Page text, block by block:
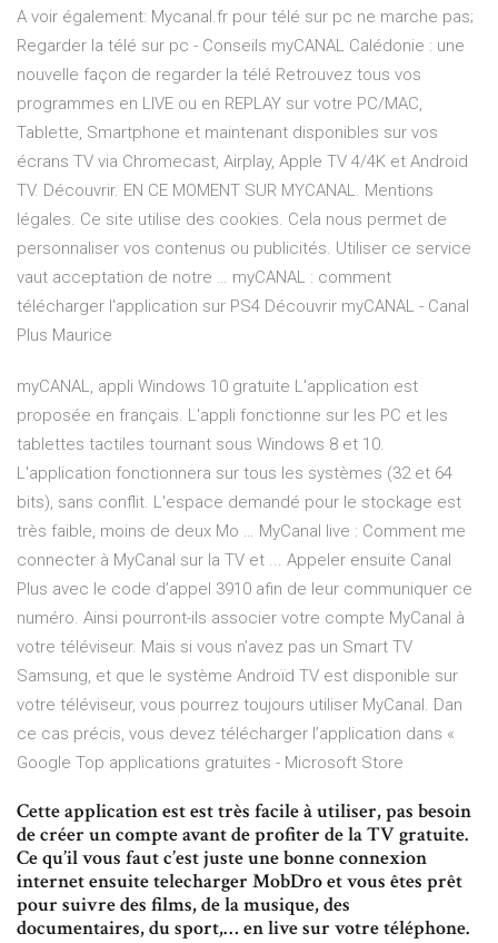
A voir également: Mycanal.fr pour télé sur pc ne marche pas;
Regarder la télé sur pc - Conseils myCANAL Calédonie : une
nouvelle façon de regarder la télé Retrouvez tous vos
programmes en LIVE ou en REPLAY sur votre PC/MAC,
Tablette, Smartphone et maintenant disponibles sur vos
écrans TV via Chromecast, Airplay, Apple TV 4/4K et Android
TV. Découvrir. EN CE MOMENT SUR MYCANAL. Mentions
légales. Ce site utilise des cookies. Cela nous permet de
personnaliser vos contenus ou publicités. Utiliser ce service
vaut acceptation de notre … myCANAL : comment
télécharger l'application sur PS4 Découvrir myCANAL - Canal
Plus Maurice
myCANAL, appli Windows 10 gratuite L'application est
proposée en français. L'appli fonctionne sur les PC et les
tablettes tactiles tournant sous Windows 8 et 10.
L'application fonctionnera sur tous les systèmes (32 et 64
bits), sans conflit. L'espace demandé pour le stockage est
très faible, moins de deux Mo … MyCanal live : Comment me
connecter à MyCanal sur la TV et ... Appeler ensuite Canal
Plus avec le code d’appel 3910 afin de leur communiquer ce
numéro. Ainsi pourront-ils associer votre compte MyCanal à
votre téléviseur. Mais si vous n’avez pas un Smart TV
Samsung, et que le système Androïd TV est disponible sur
votre téléviseur, vous pourrez toujours utiliser MyCanal. Dan
ce cas précis, vous devez télécharger l’application dans «
Google Top applications gratuites - Microsoft Store
Cette application est est très facile à utiliser, pas besoin
de créer un compte avant de profiter de la TV gratuite.
Ce qu’il vous faut c’est juste une bonne connexion
internet ensuite telecharger MobDro et vous êtes prêt
pour suivre des films, de la musique, des
documentaires, du sport,… en live sur votre téléphone.